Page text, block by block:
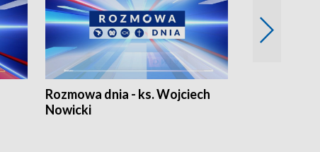
Rozmowa dnia - ks. Wojciech
Nowicki